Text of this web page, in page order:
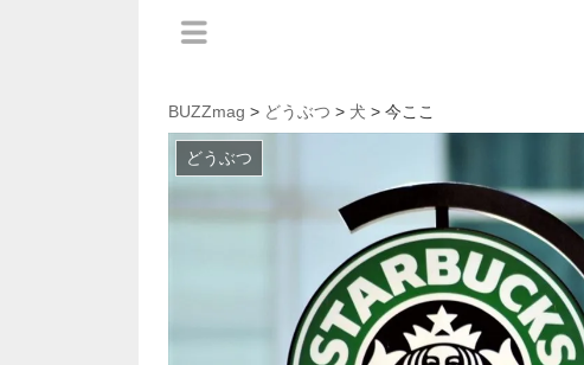
BUZZmag > どうぶつ > 犬 > 今ここ
どうぶつ